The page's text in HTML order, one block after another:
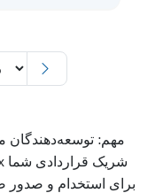
مهم:
برای استخدام و